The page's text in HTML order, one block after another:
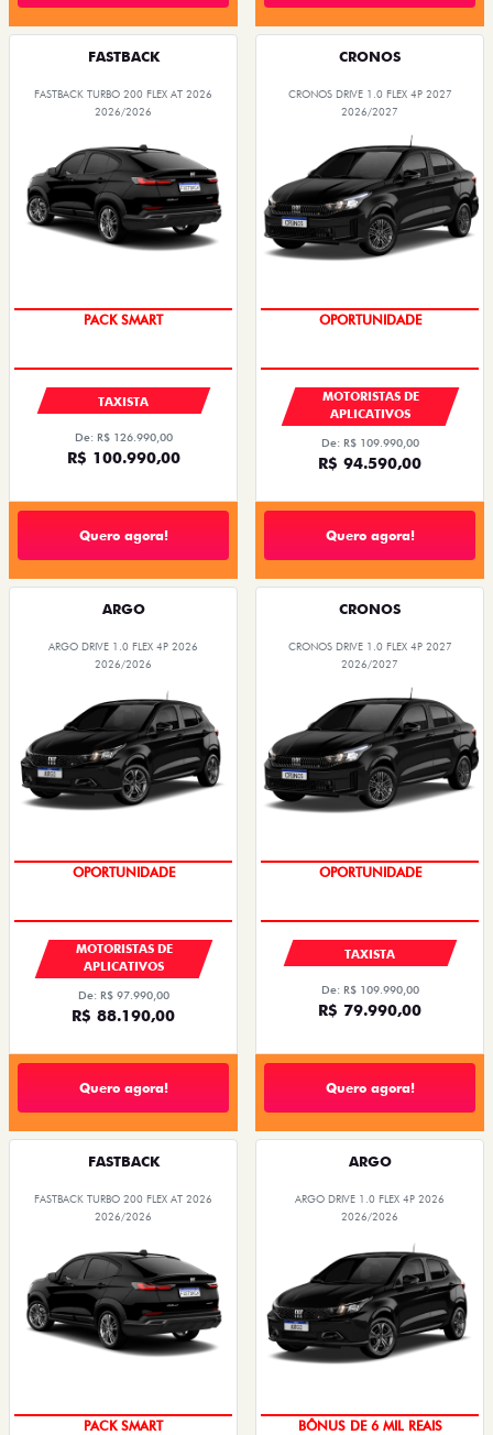
FASTBACK
FASTBACK TURBO 200 FLEX AT 2026
2026/2026
PACK SMART
TAXISTA
De: R$ 126.990,00
R$ 100.990,00
Quero agora!
CRONOS
CRONOS DRIVE 1.0 FLEX 4P 2027
2026/2027
OPORTUNIDADE
MOTORISTAS DE
APLICATIVOS
De: R$ 109.990,00
R$ 94.590,00
Quero agora!
ARGO
ARGO DRIVE 1.0 FLEX 4P 2026
2026/2026
OPORTUNIDADE
MOTORISTAS DE
APLICATIVOS
De: R$ 97.990,00
R$ 88.190,00
Quero agora!
CRONOS
CRONOS DRIVE 1.0 FLEX 4P 2027
2026/2027
OPORTUNIDADE
TAXISTA
De: R$ 109.990,00
R$ 79.990,00
Quero agora!
FASTBACK
FASTBACK TURBO 200 FLEX AT 2026
2026/2026
PACK SMART
ARGO
ARGO DRIVE 1.0 FLEX 4P 2026
2026/2026
TAXA ZERO